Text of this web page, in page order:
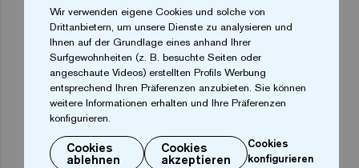
Ort*
Postleitzahl*
Wir verwenden eigene Cookies und solche von
Drittanbietern, um unsere Dienste zu analysieren und
Ihnen auf der Grundlage eines anhand Ihrer
Surfgewohnheiten (z. B. besuchte Seiten oder
angeschaute Videos) erstellten Profils Werbung
entsprechend Ihren Präferenzen anzubieten. Sie können
weitere Informationen erhalten und Ihre Präferenzen
konfigurieren.
Cookies
ablehnen
Cookies
akzeptieren
Cookies
konfigurieren